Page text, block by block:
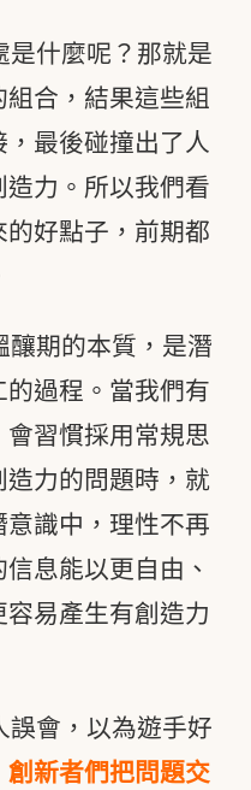
是什麼呢？那就是
合，結果這些組
最後碰撞出了人
力。所以我們看
好點子，前期都
釀期的本質，是潛
過程。當我們有
習慣採用常規思
力的問題時，就
識中，理性不再
息能以更自由、
易產生有創造力
誤會，以為遊手好
創新者們把問題交